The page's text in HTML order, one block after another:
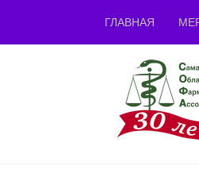
ГЛАВНАЯ